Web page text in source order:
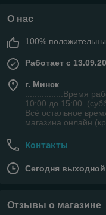
О нас
100%
Работает с
г. Минск
................Время
10:00 до 15:00.
Всё остальное
магазина онлайн
Контакты
Сегодня выходной
Отзывы о магазине